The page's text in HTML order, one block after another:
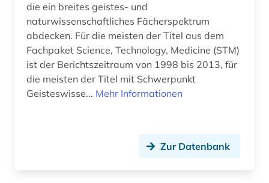
die ein breites geistes- und
naturwissenschaftliches Fächerspektrum
abdecken. Für die meisten der Titel aus dem
Fachpaket Science, Technology, Medicine (STM)
ist der Berichtszeitraum von 1998 bis 2013, für
die meisten der Titel mit Schwerpunkt
Geisteswisse... Mehr Informationen
Zur Datenbank